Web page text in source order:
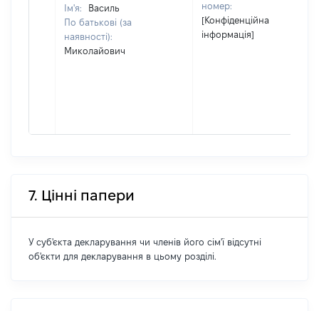
Ім'я:
Василь
По батькові (за
наявності):
Миколайович
номер:
[Конфіденційна
інформація]
7. Цінні папери
У суб'єкта декларування чи членів його сім'ї відсутні
об'єкти для декларування в цьому розділі.